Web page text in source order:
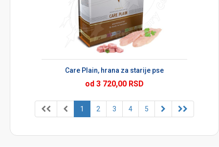
Care Plain, hrana za starije pse
od 3 720,00 RSD
1 2 3 4 5